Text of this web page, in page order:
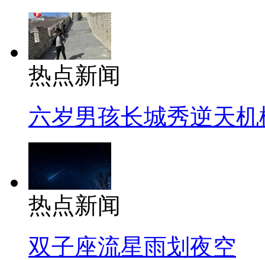
热点新闻
六岁男孩长城秀逆天机
热点新闻
双子座流星雨划夜空